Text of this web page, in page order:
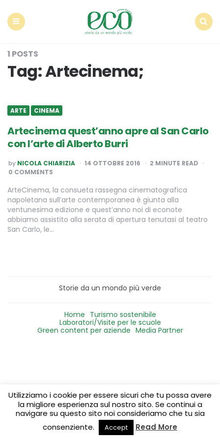
1 POSTS
Tag:Artecinema;
ARTE CINEMA
Artecinema quest’anno apre al San Carlo
con l’arte di Alberto Burri
POSTED
BY
by NICOLA CHIARIZIA 14 OTTOBRE 2016 2 MINUTE READ
0 COMMENTS
ArteCinema, la consueta rassegna cinematografica
napoletana sull’arte contemporanea è giunta alla
ventunesima edizione e quest’anno noi di econote
abbiamo assistito alla serata di apertura tenutasi al teatro
San Carlo, le…
Storie da un mondo più verde
Home Turismo sostenibile
Laboratori/Visite per le scuole
Green content per aziende Media Partner
Utilizziamo i cookie per essere sicuri che tu possa avere
la migliore esperienza sul nostro sito. Se continui a
navigare su questo sito noi consideriamo che tu sia
consenziente.
Accept Read More